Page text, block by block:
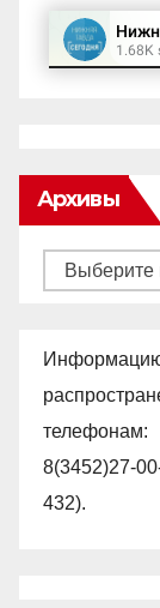
Архивы
Архивы
Информацию
телефонам:
8(3452)27-
432).